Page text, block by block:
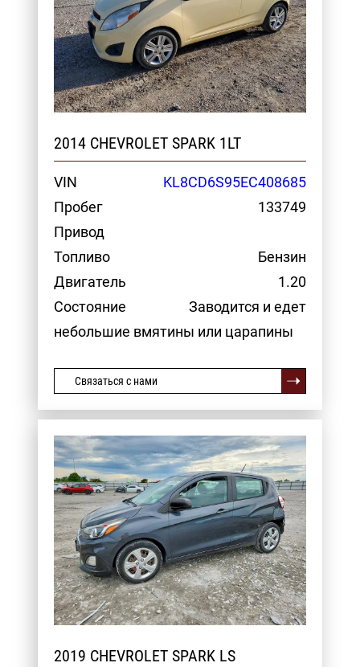
2014 CHEVROLET SPARK 1LT
VIN
KL8CD6S95EC408685
Пробег
133749
Привод
Топливо
Бензин
Двигатель
1.20
Состояние
Заводится и едет
небольшие вмятины или царапины
Связаться с нами
2019 CHEVROLET SPARK LS